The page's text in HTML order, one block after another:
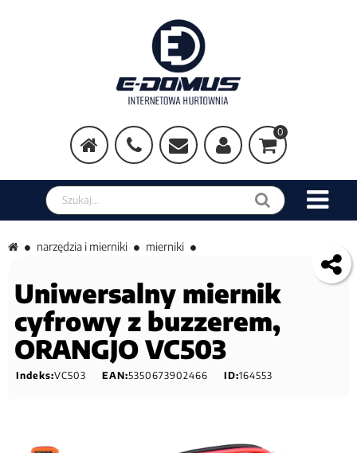
0
Szukaj w sklepie
narzędzia i mierniki mierniki
Uniwersalny miernik
cyfrowy z buzzerem,
ORANGJO VC503
Indeks:VC503 EAN:5350673902466 ID:164553